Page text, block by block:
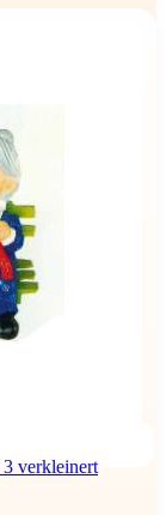
verkleinert